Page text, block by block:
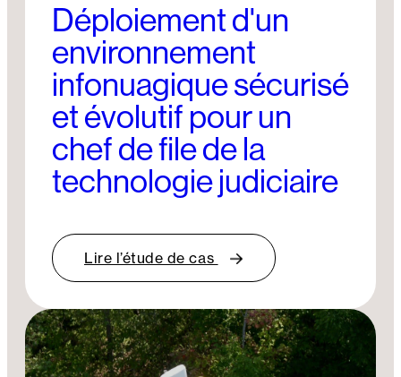
Déploiement d'un
environnement
infonuagique sécurisé
et évolutif pour un
chef de file de la
technologie judiciaire
Lire l’étude de cas